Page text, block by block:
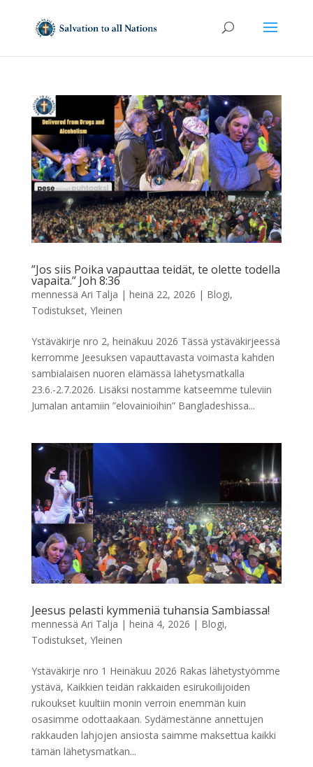
”Jos siis Poika vapauttaa teidät, te olette todella
vapaita.” Joh 8:36
mennessä Ari Talja | heinä 22, 2026 | Blogi,
Todistukset, Yleinen
Ystäväkirje nro 2, heinäkuu 2026 Tässä ystäväkirjeessä
kerromme Jeesuksen vapauttavasta voimasta kahden
sambialaisen nuoren elämässä lähetysmatkalla
23.6.-2.7.2026. Lisäksi nostamme katseemme tuleviin
Jumalan antamiin ”elovainioihin” Bangladeshissa...
Jeesus pelasti kymmeniä tuhansia Sambiassa!
mennessä Ari Talja | heinä 4, 2026 | Blogi,
Todistukset, Yleinen
Ystäväkirje nro 1 Heinäkuu 2026 Rakas lähetystyömme
ystävä, Kaikkien teidän rakkaiden esirukoilijoiden
rukoukset kuultiin monin verroin enemmän kuin
osasimme odottaakaan. Sydämestänne annettujen
rakkauden lahjojen ansiosta saimme maksettua kaikki
tämän lähetysmatkan...